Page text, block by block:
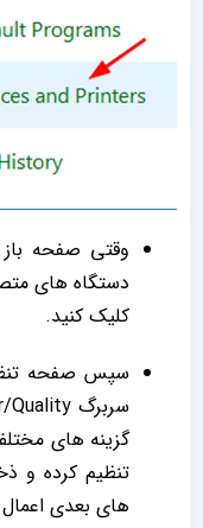
وقتی صفحه باز
دستگاه های
کلیک کنید.
سپس صفحه
گزینه های
تنظیم کرده و
های بعدی